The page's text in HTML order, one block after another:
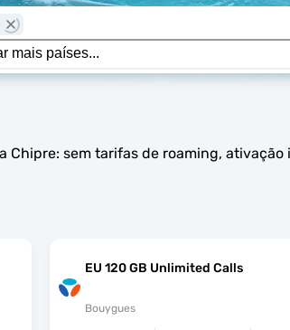
Chipre: sem tarifas de roaming,
EU 120 GB Unlimited Calls
Bouygues